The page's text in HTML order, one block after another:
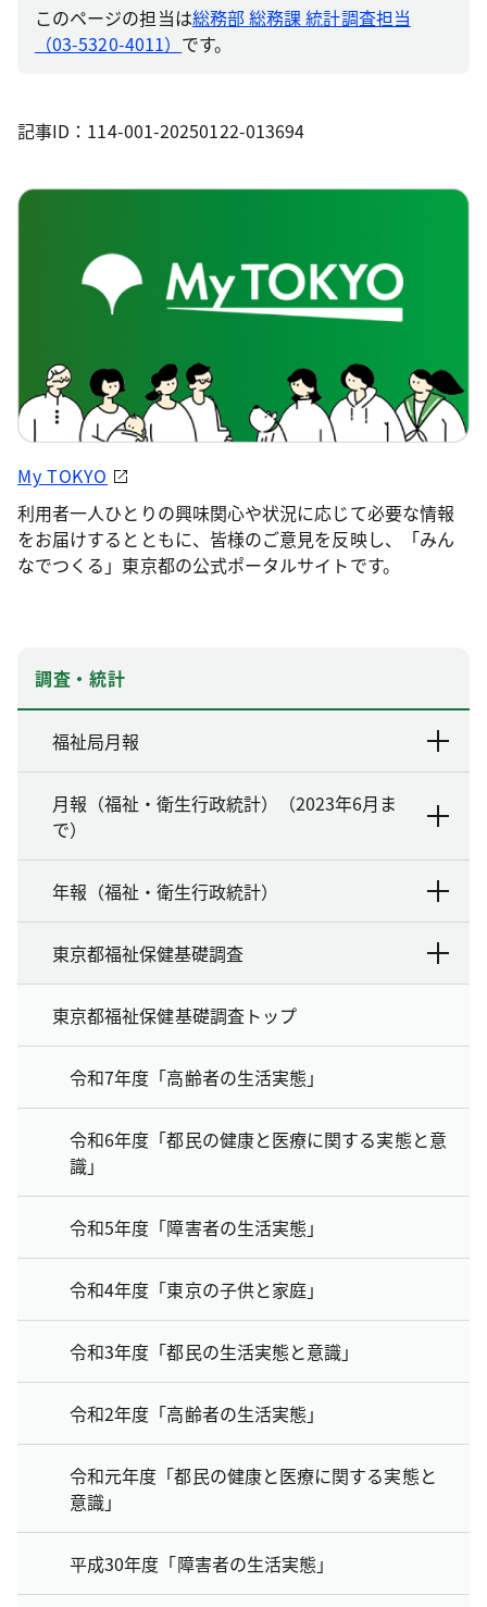
このページの担当は総務部 総務課 統計調査担当
（03-5320-4011） です。
記事ID：114-001-20250122-013694
My TOKYO
利用者一人ひとりの興味関心や状況に応じて必要な情報
をお届けするとともに、皆様のご意見を反映し、「みん
なでつくる」東京都の公式ポータルサイトです。
調査・統計
福祉局月報
月報（福祉・衛生行政統計）（2023年6月ま
で）
年報（福祉・衛生行政統計）
東京都福祉保健基礎調査
東京都福祉保健基礎調査トップ
令和7年度「高齢者の生活実態」
令和6年度「都民の健康と医療に関する実態と意
識」
令和5年度「障害者の生活実態」
令和4年度「東京の子供と家庭」
令和3年度「都民の生活実態と意識」
令和2年度「高齢者の生活実態」
令和元年度「都民の健康と医療に関する実態と
意識」
平成30年度「障害者の生活実態」